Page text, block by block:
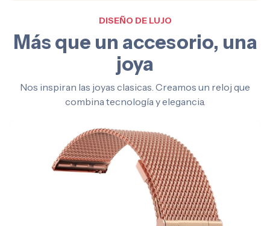
DISEÑO DE LUJO
Más que un accesorio, una
joya
Nos inspiran las joyas clasicas. Creamos un reloj que
combina tecnología y elegancia.